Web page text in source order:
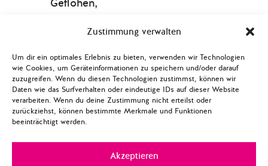
Zustimmung verwalten
Um dir ein optimales Erlebnis zu bieten, verwenden wir Technologien
wie Cookies, um Geräteinformationen zu speichern und/oder darauf
zuzugreifen. Wenn du diesen Technologien zustimmst, können wir
Daten wie das Surfverhalten oder eindeutige IDs auf dieser Website
verarbeiten. Wenn du deine Zustimmung nicht erteilst oder
zurückziehst, können bestimmte Merkmale und Funktionen
beeinträchtigt werden.
Akzeptieren
Geflohen,
Inhaftiert:Wie durch
Kriminalisierung von
Geflüchteten in der
EU systematisch
Menschenrechte
verletzt werden